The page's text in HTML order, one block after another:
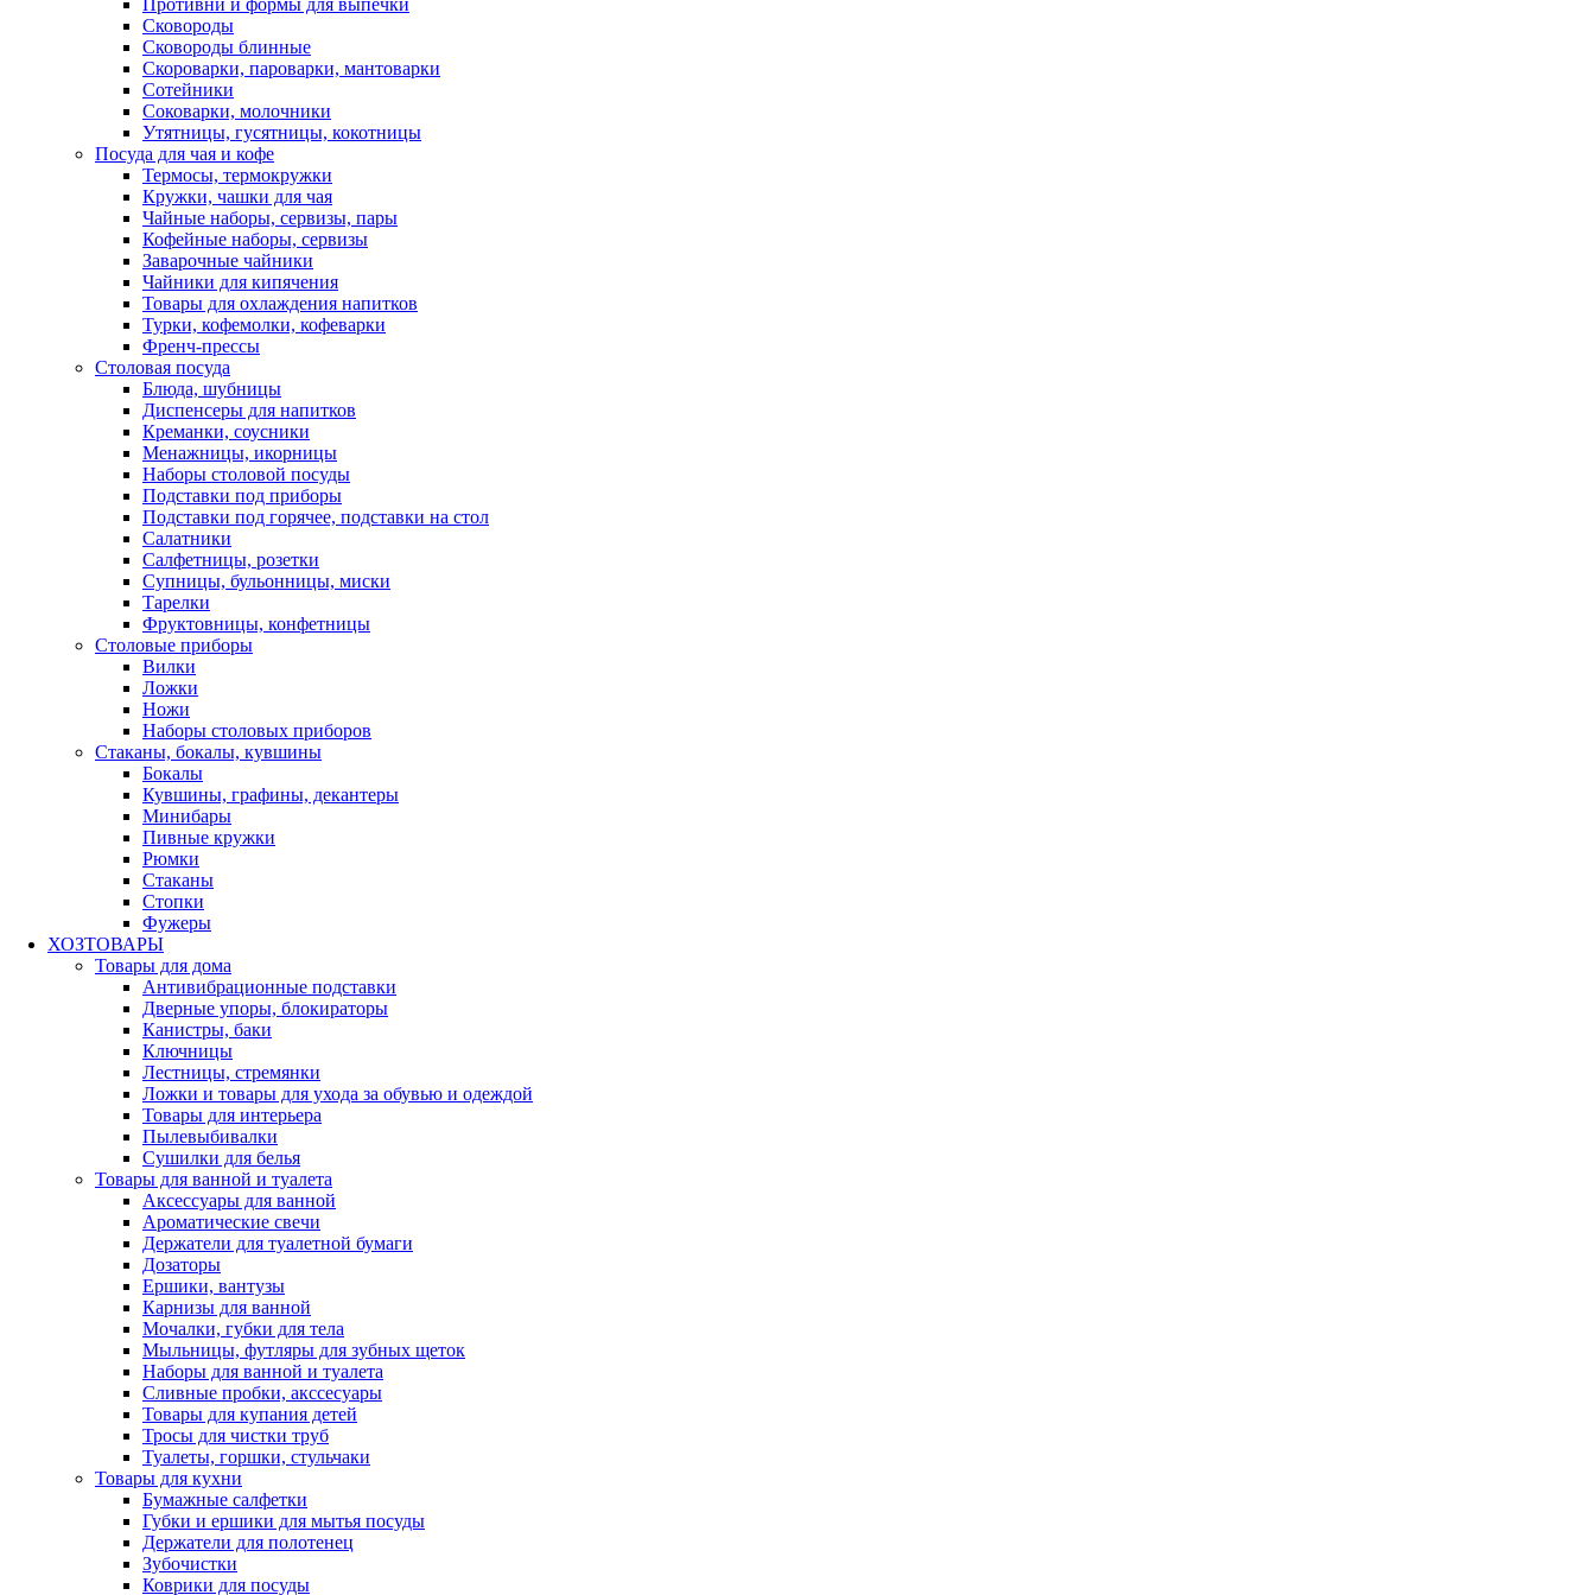
Противни и формы для выпечки
Сковороды
Сковороды блинные
Скороварки, пароварки, мантоварки
Сотейники
Соковарки, молочники
Утятницы, гусятницы, кокотницы
Посуда для чая и кофе
Термосы, термокружки
Кружки, чашки для чая
Чайные наборы, сервизы, пары
Кофейные наборы, сервизы
Заварочные чайники
Чайники для кипячения
Товары для охлаждения напитков
Турки, кофемолки, кофеварки
Френч-прессы
Столовая посуда
Блюда, шубницы
Диспенсеры для напитков
Креманки, соусники
Менажницы, икорницы
Наборы столовой посуды
Подставки под приборы
Подставки под горячее, подставки на стол
Салатники
Салфетницы, розетки
Супницы, бульонницы, миски
Тарелки
Фруктовницы, конфетницы
Столовые приборы
Вилки
Ложки
Ножи
Наборы столовых приборов
Стаканы, бокалы, кувшины
Бокалы
Кувшины, графины, декантеры
Минибары
Пивные кружки
Рюмки
Стаканы
Стопки
Фужеры
ХОЗТОВАРЫ
Товары для дома
Антивибрационные подставки
Дверные упоры, блокираторы
Канистры, баки
Ключницы
Лестницы, стремянки
Ложки и товары для ухода за обувью и одеждой
Товары для интерьера
Пылевыбивалки
Сушилки для белья
Товары для ванной и туалета
Аксессуары для ванной
Ароматические свечи
Держатели для туалетной бумаги
Дозаторы
Ершики, вантузы
Карнизы для ванной
Мочалки, губки для тела
Мыльницы, футляры для зубных щеток
Наборы для ванной и туалета
Сливные пробки, акссесуары
Товары для купания детей
Тросы для чистки труб
Туалеты, горшки, стульчаки
Товары для кухни
Бумажные салфетки
Губки и ершики для мытья посуды
Держатели для полотенец
Зубочистки
Коврики для посуды